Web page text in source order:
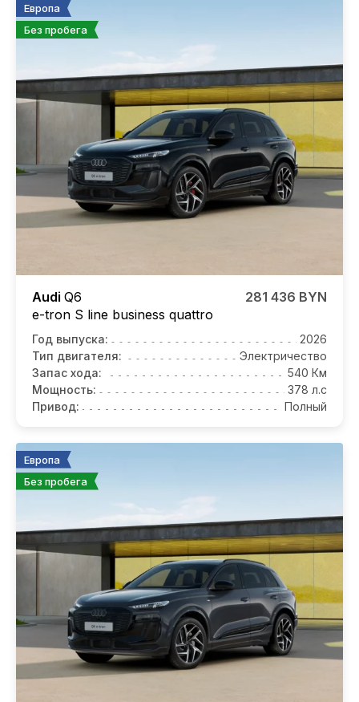
Европа
Без пробега
Audi Q6
e-tron S line business quattro
281 436 BYN
Год выпуска:
2026
Тип двигателя:
Электричество
Запас хода:
540 Км
Мощность:
378 л.с
Привод:
Полный
Европа
Без пробега